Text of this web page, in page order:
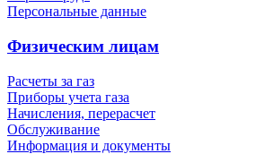
Персональные данные
Физическим лицам
Расчеты за газ
Приборы учета газа
Начисления, перерасчет
Обслуживание
Информация и документы